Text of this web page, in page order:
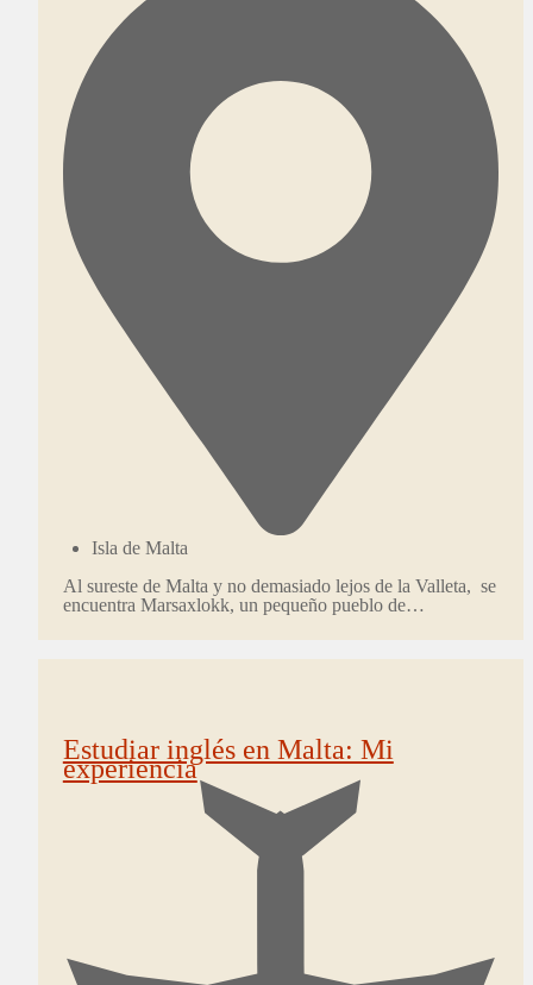
Isla de Malta
Al sureste de Malta y no demasiado lejos de la Valleta, se
encuentra Marsaxlokk, un pequeño pueblo de…
Estudiar inglés en Malta: Mi
experiencia